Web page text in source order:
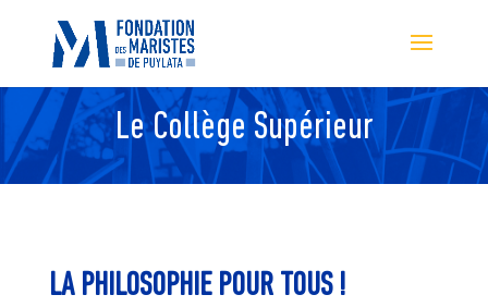
Le Collège Supérieur
LA PHILOSOPHIE POUR TOUS !